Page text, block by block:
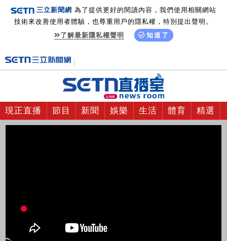
三立新聞網 為了提供更好的閱讀內容，我們使用相關網站
技術來改善使用者體驗，也尊重用戶的隱私權，特別提出聲明。
了解最新隱私權聲明
知道了
現正直播 節目 新聞 娛樂 生活 體育 精選